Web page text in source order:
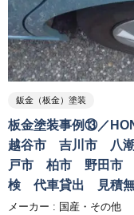
鈑金（板金）塗装
板金塗装事例⑬／
越谷市 吉川市 八
戸市 柏市 野田市
検 代車貸出 見積無
メーカー : 国産・その他